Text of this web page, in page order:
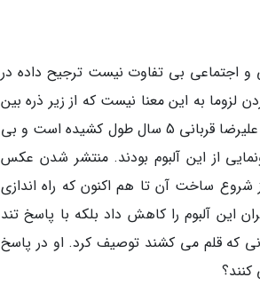
اجتماعی بی تفاوت نیست ترجیح داده در
به این معنا نیست که از زیر ذره بین
مخاطبان نیز رد خواهی شود. تهیه آلبوم افسانه چشم هایت همایون شجریان و علیرضا قربانی 5 سال طول کشیده است و بی
ویدئو این کار نبود اکنون همگان منتظر 19 آبان و رونمایی از این آلبوم بودند. منتشر شدن عکس
شروع ساخت آن تا هم اکنون که راه اندازی
این آلبوم را کاهش داد بلکه با پاسخ تند
که قلم می کشند توصیف کرد. او در پاسخ